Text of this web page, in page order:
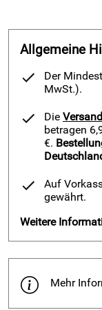
"Fairy" von
Maße: 10,5 cm
Material: Holz,
Melodie:
Weber
Mechanischer
Ein Fach und
Ein Fach und
Allgemeine
Der
MwSt.).
Die
betragen
€.
Auf
gewährt.
Weitere
Mehr